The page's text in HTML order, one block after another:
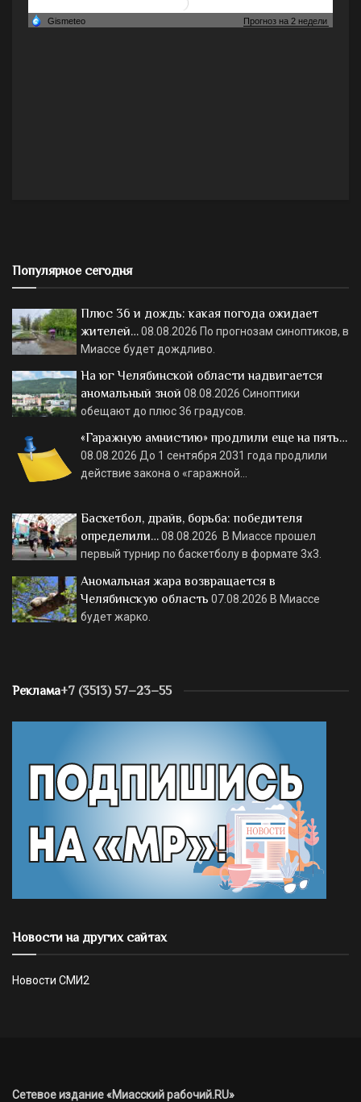
Популярное сегодня
Плюс 36 и дождь: какая погода ожидает
жителей…08.08.2026 По прогнозам синоптиков, в
Миассе будет дождливо.
На юг Челябинской области надвигается
аномальный зной 08.08.2026 Синоптики
обещают до плюс 36 градусов.
«Гаражную амнистию» продлили еще на пять…
08.08.2026 До 1 сентября 2031 года продлили
действие закона о «гаражной…
Баскетбол, драйв, борьба: победителя
определили…08.08.2026 В Миассе прошел
первый турнир по баскетболу в формате 3х3.
Аномальная жара возвращается в
Челябинскую область 07.08.2026 В Миассе
будет жарко.
Реклама+7 (3513) 57–23–55
Новости на других сайтах
Новости СМИ2
Сетевое издание «Миасский рабочий.RU»